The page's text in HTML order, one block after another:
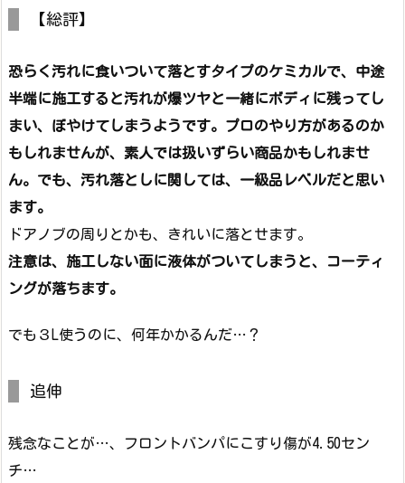
【総評】
恐らく汚れに食いついて落とすタイプのケミカルで、中途
半端に施工すると汚れが爆ツヤと一緒にボディに残ってし
まい、ぼやけてしまうようです。プロのやり方があるのか
もしれませんが、素人では扱いずらい商品かもしれませ
ん。でも、汚れ落としに関しては、一級品レベルだと思い
ます。
ドアノブの周りとかも、きれいに落とせます。
注意は、施工しない面に液体がついてしまうと、コーティ
ングが落ちます。
でも３L使うのに、何年かかるんだ…？
追伸
残念なことが…、フロントバンパにこすり傷が4.50セン
チ…